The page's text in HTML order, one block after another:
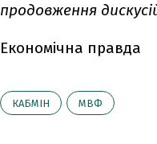
продовження
Економічна правда
КАБМІН МВФ